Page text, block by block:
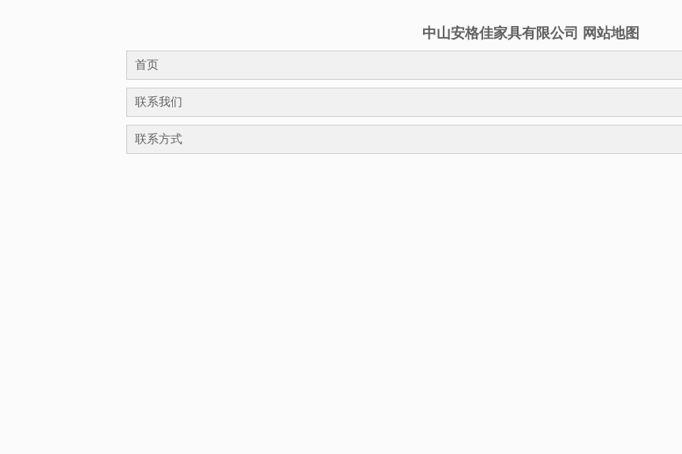
中山安格佳家具有限公司 网站地图
首页
联系我们
联系方式